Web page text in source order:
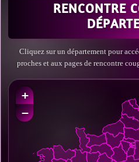
RENCONTRE
Cliquez sur un département pour
proches et aux pages de rencontre
+
−